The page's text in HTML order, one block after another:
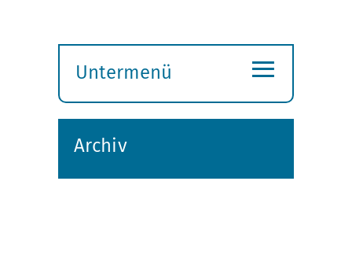
Untermenü
öffnen
≡
Archiv